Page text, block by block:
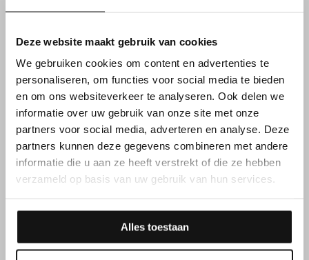
Deze website maakt gebruik van cookies
We gebruiken cookies om content en advertenties te
personaliseren, om functies voor social media te bieden
en om ons websiteverkeer te analyseren. Ook delen we
informatie over uw gebruik van onze site met onze
partners voor social media, adverteren en analyse. Deze
partners kunnen deze gegevens combineren met andere
informatie die u aan ze heeft verstrekt of die ze hebben
verzameld op basis van uw gebruik van hun services.
Alles toestaan
Daarnaast overtuig je met
jouw kennen & kunnen
Geldig rijbewijs CE & code 95
Overnachten in de vrachtwagen is geen probleem